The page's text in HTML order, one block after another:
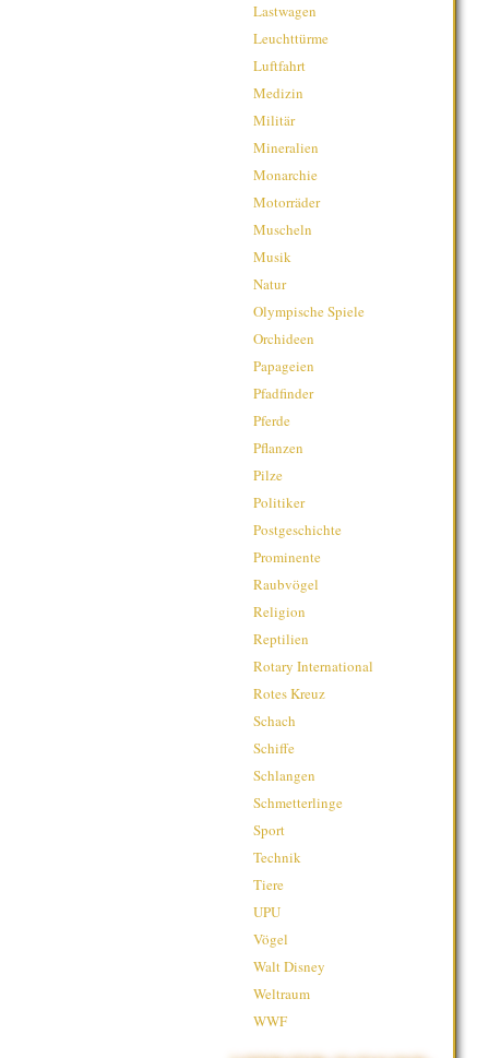
Lastwagen
Leuchttürme
Luftfahrt
Medizin
Militär
Mineralien
Monarchie
Motorräder
Muscheln
Musik
Natur
Olympische Spiele
Orchideen
Papageien
Pfadfinder
Pferde
Pflanzen
Pilze
Politiker
Postgeschichte
Prominente
Raubvögel
Religion
Reptilien
Rotary International
Rotes Kreuz
Schach
Schiffe
Schlangen
Schmetterlinge
Sport
Technik
Tiere
UPU
Vögel
Walt Disney
Weltraum
WWF